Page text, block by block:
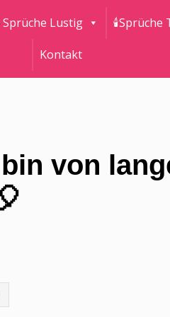
Sprüche Lustig 🕯Sprüche
Kontakt
von